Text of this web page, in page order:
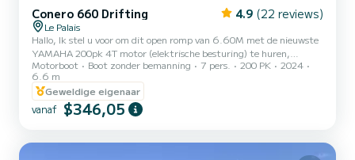
Conero 660 Drifting 4.9 (22 reviews)
Le Palais
Hallo, Ik stel u voor om dit open romp van 6.60M met de nieuwste
YAMAHA 200pk 4T motor (elektrische besturing) te huren,
vertrekkend vanuit de haven van Le Palais. Dit schip uit 2024 is
perfect voor dagtochten op zee met familie of vrienden, het kan
comfortabel tot 7 personen aan boord verwelkomen. De boot is ook
volledig uitgerust voor vissen en onderwaterjacht (Garmin 3D 12
inch dieptemeter/GPS met kaarten, VHF-radio, waspomp,
d...
Motorboot Boot zonder bemanning 7 pers. 200 PK
2024
6.6 m
Geweldige eigenaar
vanaf $346,05